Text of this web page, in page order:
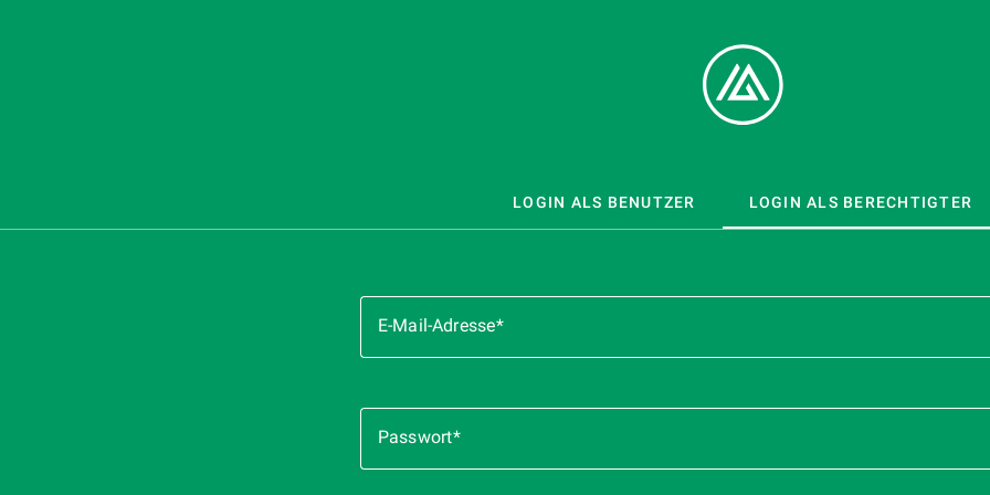
LOGIN ALS BENUTZER LOGIN ALS BERECHTIGTER
E-Mail-Adresse
Passwort